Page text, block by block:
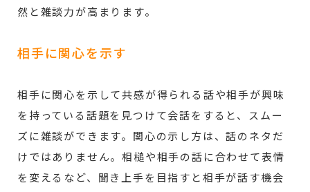
然と雑談力が高まります。
相手に関心を示す
相手に関心を示して共感が得られる話や相手が興味
を持っている話題を見つけて会話をすると、スムー
ズに雑談ができます。関心の示し方は、話のネタだ
けではありません。相槌や相手の話に合わせて表情
を変えるなど、聞き上手を目指すと相手が話す機会